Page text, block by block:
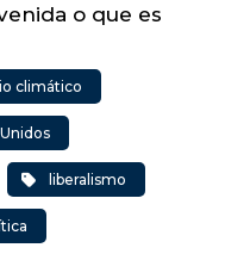
o que es
climático
liberalismo